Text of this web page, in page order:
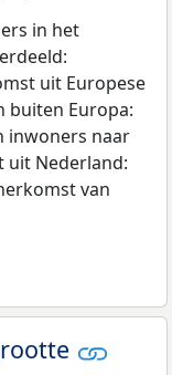
in het
uit Europese
buiten Europa:
inwoners naar
uit Nederland:
van